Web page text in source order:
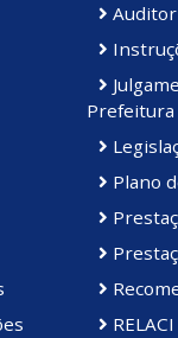
Prefeitura
Plano
RELACI